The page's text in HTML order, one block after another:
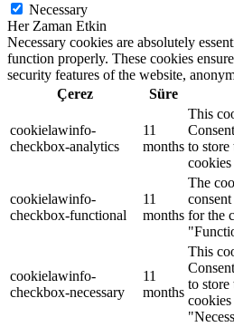
Necessary
Her Zaman Etkin
Necessary cookies are absolutely
function properly. These cookies
security features of the website,
Çerez
Süre
cookielawinfo-
checkbox-analytics
11
months
This
to store
cookielawinfo-
checkbox-functional
11
months
The
for the
cookielawinfo-
checkbox-necessary
11
months
This
to store